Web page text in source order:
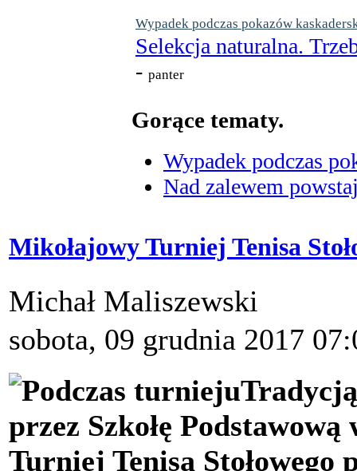
Wypadek podczas pokazów
Selekcja naturalna.
- panter
Gorące tematy.
Wypadek podczas
Nad zalewem
Mikołajowy Turniej Tenisa
Michał Maliszewski
sobota, 09 grudnia 2017
przez Szkołę
Turniej Tenisa